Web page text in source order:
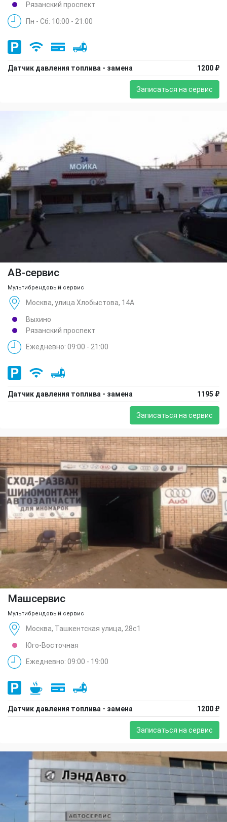
Рязанский проспект
Пн - Сб: 10:00 - 21:00
Датчик давления топлива - замена 1200 ₽
Записаться на сервис
АВ-сервис
Мультибрендовый сервис
Москва, улица Хлобыстова, 14А
Выхино
Рязанский проспект
Ежедневно: 09:00 - 21:00
Датчик давления топлива - замена 1195 ₽
Записаться на сервис
Машсервис
Мультибрендовый сервис
Москва, Ташкентская улица, 28с1
Юго-Восточная
Ежедневно: 09:00 - 19:00
Датчик давления топлива - замена 1200 ₽
Записаться на сервис